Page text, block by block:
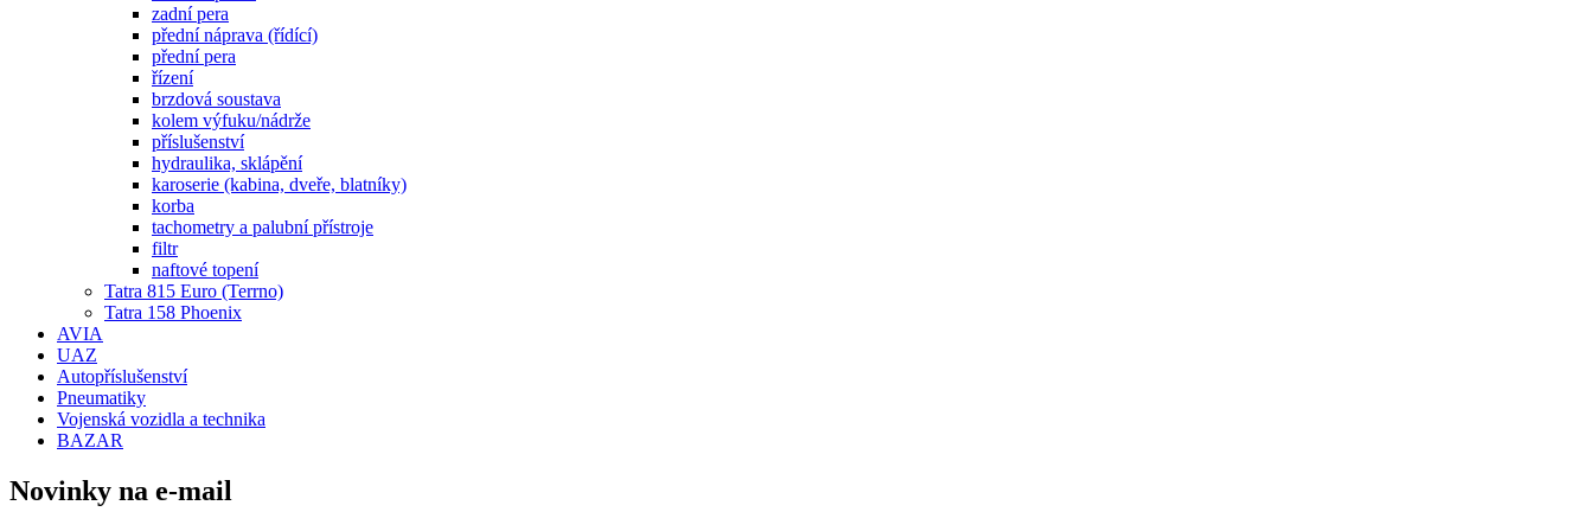
zadní pera
přední náprava (řídící)
přední pera
řízení
brzdová soustava
kolem výfuku/nádrže
příslušenství
hydraulika, sklápění
karoserie (kabina, dveře, blatníky)
korba
tachometry a palubní přístroje
filtr
naftové topení
Tatra 815 Euro (Terrno)
Tatra 158 Phoenix
AVIA
UAZ
Autopříslušenství
Pneumatiky
Vojenská vozidla a technika
BAZAR
Novinky na e-mail